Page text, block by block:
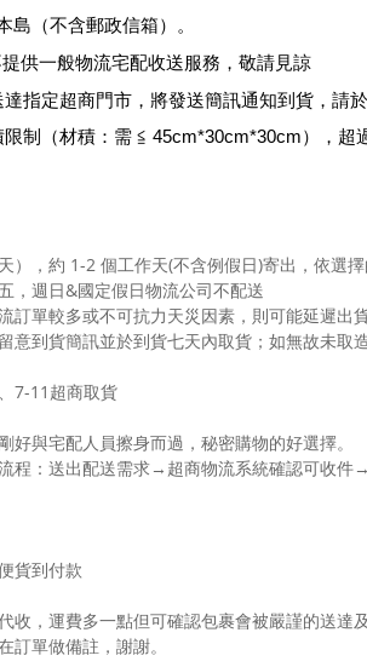
島 （不含郵政信箱） 。
一般物流宅配收送服務，敬請見諒
指定超商門市，將發送簡訊通知到貨，請
制（材積：需 ≦ 45cm*30cm*30cm），超
，約 1-2 個工作天(不含例假日)寄出，依選擇
週日&國定假日物流公司不配送
單較多或不可抗力天災因素，則可能延遲出
到貨簡訊並於到貨七天內取貨；如無故未取
7-11超商取貨
好與宅配人員擦身而過，秘密購物的好選擇。
程：送出配送需求→超商物流系統確認可收
貨到付款
收，運費多一點但可確認包裹會被嚴謹的送達
單做備註，謝謝。